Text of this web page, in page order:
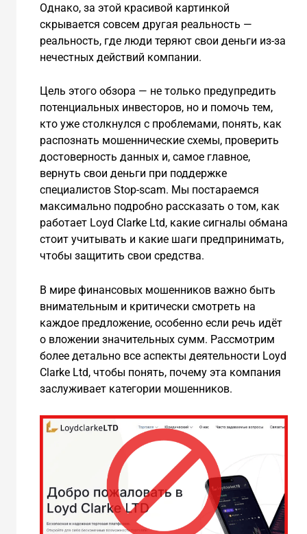
Однако, за этой красивой картинкой
скрывается совсем другая реальность —
реальность, где люди теряют свои деньги из-за
нечестных действий компании.
Цель этого обзора — не только предупредить
потенциальных инвесторов, но и помочь тем,
кто уже столкнулся с проблемами, понять, как
распознать мошеннические схемы, проверить
достоверность данных и, самое главное,
вернуть свои деньги при поддержке
специалистов Stop-scam. Мы постараемся
максимально подробно рассказать о том, как
работает Loyd Clarke Ltd, какие сигналы обмана
стоит учитывать и какие шаги предпринимать,
чтобы защитить свои средства.
В мире финансовых мошенников важно быть
внимательным и критически смотреть на
каждое предложение, особенно если речь идёт
о вложении значительных сумм. Рассмотрим
более детально все аспекты деятельности Loyd
Clarke Ltd, чтобы понять, почему эта компания
заслуживает категории мошенников.